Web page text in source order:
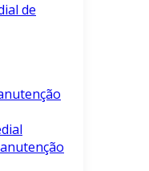
de